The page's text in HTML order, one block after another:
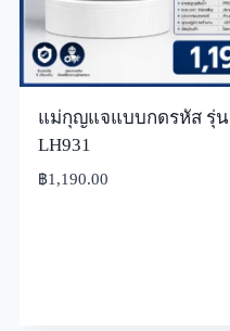
แม่กุญแจแบบกดรหัส รุ่น
LH931
฿1,190.00